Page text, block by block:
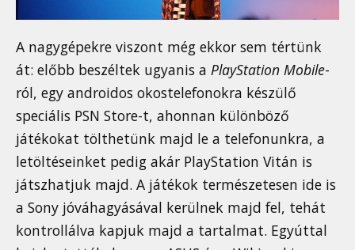
A nagygépekre viszont még ekkor sem tértünk
át: előbb beszéltek ugyanis a PlayStation Mobile-
ról, egy androidos okostelefonokra készülő
speciális PSN Store-t, ahonnan különböző
játékokat tölthetünk majd le a telefonunkra, a
letöltéseinket pedig akár PlayStation Vitán is
játszhatjuk majd. A játékok természetesen ide is
a Sony jóváhagyásával kerülnek majd fel, tehát
kontrollálva kapjuk majd a tartalmat. Egyúttal